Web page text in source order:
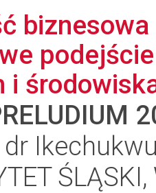
i